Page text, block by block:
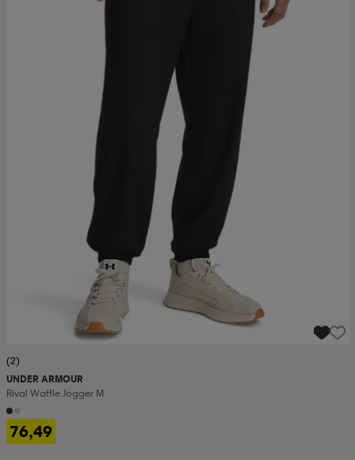
(2)
UNDER ARMOUR
Rival Waffle Jogger M
76,49